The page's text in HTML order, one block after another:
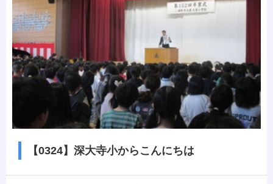
【0324】深大寺小からこんにちは